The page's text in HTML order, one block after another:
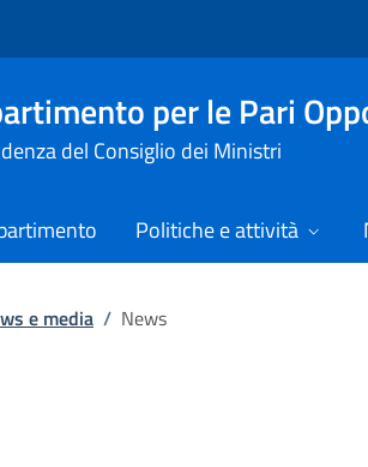
per le Pari
del Consiglio dei Ministri
Politiche e attività
e media / News